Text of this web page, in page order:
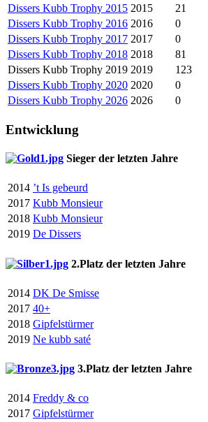
Dissers Kubb Trophy 2015 2015
21
Dissers Kubb Trophy 2016 2016
0
Dissers Kubb Trophy 2017 2017
0
Dissers Kubb Trophy 2018 2018
81
Dissers Kubb Trophy 2019 2019
123
Dissers Kubb Trophy 2020 2020
0
Dissers Kubb Trophy 2026 2026 0
Entwicklung
Sieger der letzten Jahre
2014 ’t Is gebeurd
2017 Kubb Monsieur
2018 Kubb Monsieur
2019 De Dissers
2.Platz der letzten Jahre
2014 DK De Smisse
2017 40+
2018 Gipfelstürmer
2019 Ne kubb saté
3.Platz der letzten Jahre
2014 Freddy & co
2017 Gipfelstürmer